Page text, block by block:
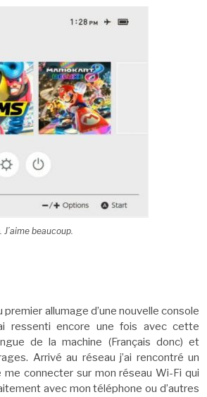
beaucoup.
allumage d’une nouvelle console
ressenti encore une fois avec cette
de la machine (Français donc) et
Arrivé au réseau j’ai rencontré un
connecter sur mon réseau Wi-Fi qui
avec mon téléphone ou d’autres